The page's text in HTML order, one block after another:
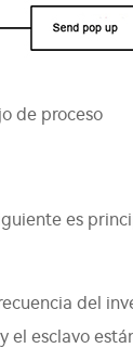
de proceso
es
del
esclavo